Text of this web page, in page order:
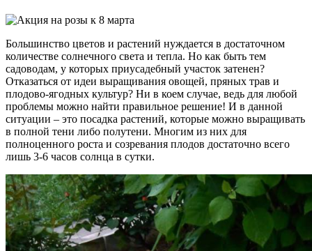
Большинство цветов и растений нуждается в достаточном
количестве солнечного света и тепла. Но как быть тем
садоводам, у которых приусадебный участок затенен?
Отказаться от идеи выращивания овощей, пряных трав и
плодово-ягодных культур? Ни в коем случае, ведь для любой
проблемы можно найти правильное решение! И в данной
ситуации – это посадка растений, которые можно выращивать
в полной тени либо полутени. Многим из них для
полноценного роста и созревания плодов достаточно всего
лишь 3-6 часов солнца в сутки.